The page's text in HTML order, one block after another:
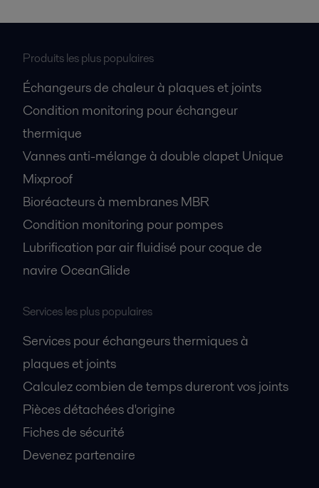
Produits les plus populaires
Échangeurs de chaleur à plaques et joints
Condition monitoring pour échangeur
thermique
Vannes anti-mélange à double clapet Unique
Mixproof
Bioréacteurs à membranes MBR
Condition monitoring pour pompes
Lubrification par air fluidisé pour coque de
navire OceanGlide
Services les plus populaires
Services pour échangeurs thermiques à
plaques et joints
Calculez combien de temps dureront vos joints
Pièces détachées d'origine
Fiches de sécurité
Devenez partenaire